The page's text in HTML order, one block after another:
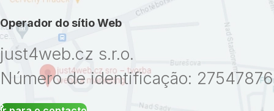
Operador do sítio Web
just4web.cz s.r.o.
Número de identificação: 27547876